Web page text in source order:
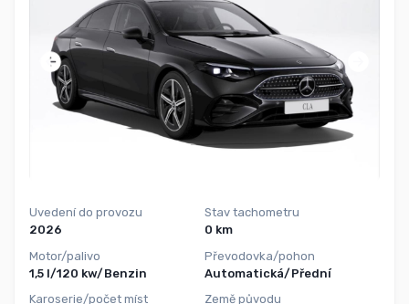
Uvedení do provozu
2026
Motor/palivo
1,5 l/120 kw/Benzin
Karoserie/počet míst
Stav tachometru
0 km
Převodovka/pohon
Automatická/Přední
Země původu